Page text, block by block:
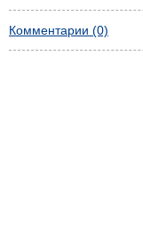
Комментарии (0)